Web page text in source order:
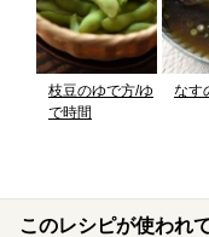
枝豆のゆで方/ゆ
で時間
なす
このレシピが使われ